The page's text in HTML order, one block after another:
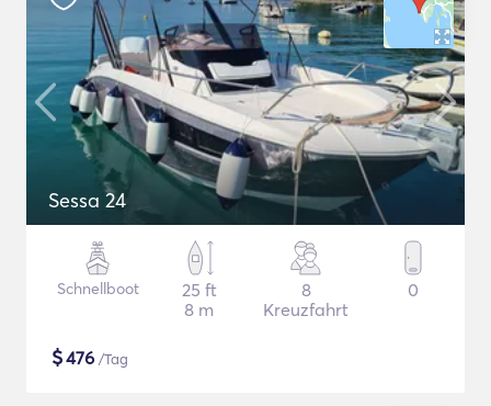
Sessa 24
Schnellboot
25 ft
8 m
8
Kreuzfahrt
0
$476 /Tag